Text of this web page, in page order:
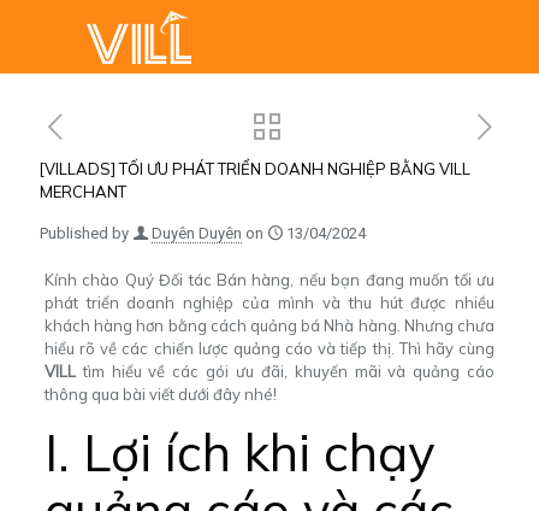
[VILLADS] TỐI ƯU PHÁT TRIỂN DOANH NGHIỆP BẰNG VILL
MERCHANT
Published by Duyên Duyên on 13/04/2024
Kính chào Quý Đối tác Bán hàng, nếu bạn đang muốn tối ưu
phát triển doanh nghiệp của mình và thu hút được nhiều
khách hàng hơn bằng cách quảng bá Nhà hàng. Nhưng chưa
hiểu rõ về các chiến lược quảng cáo và tiếp thị. Thì hãy cùng
VILLtìm hiểu về các gói ưu đãi, khuyến mãi và quảng cáo
thông qua bài viết dưới đây nhé!
I. Lợi ích khi chạy